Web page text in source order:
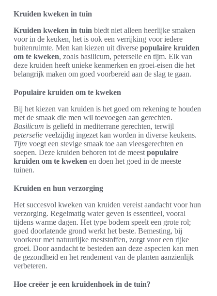
Kruiden kweken in tuin
Kruiden kweken in tuin biedt niet alleen heerlijke smaken
voor in de keuken, het is ook een verrijking voor iedere
buitenruimte. Men kan kiezen uit diverse populaire kruiden
om te kweken, zoals basilicum, peterselie en tijm. Elk van
deze kruiden heeft unieke kenmerken en groei-eisen die het
belangrijk maken om goed voorbereid aan de slag te gaan.
Populaire kruiden om te kweken
Bij het kiezen van kruiden is het goed om rekening te houden
met de smaak die men wil toevoegen aan gerechten.
Basilicum is geliefd in mediterrane gerechten, terwijl
peterselie veelzijdig ingezet kan worden in diverse keukens.
Tijm voegt een stevige smaak toe aan vleesgerechten en
soepen. Deze kruiden behoren tot de meest populaire
kruiden om te kweken en doen het goed in de meeste
tuinen.
Kruiden en hun verzorging
Het succesvol kweken van kruiden vereist aandacht voor hun
verzorging. Regelmatig water geven is essentieel, vooral
tijdens warme dagen. Het type bodem speelt een grote rol;
goed doorlatende grond werkt het beste. Bemesting, bij
voorkeur met natuurlijke meststoffen, zorgt voor een rijke
groei. Door aandacht te besteden aan deze aspecten kan men
de gezondheid en het rendement van de planten aanzienlijk
verbeteren.
Hoe creëer je een kruidenhoek in de tuin?